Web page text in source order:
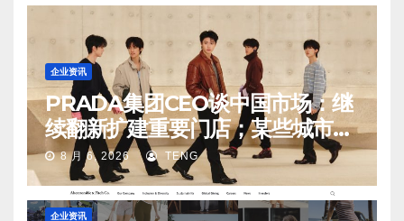
企业资讯
PRADA集团CEO谈中国市场：继
续翻新扩建重要门店；某些城市的
第二、第三店不再有价值
8 月 6, 2026 TENG
企业资讯